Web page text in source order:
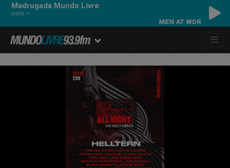
Madrugada Mundo Livre
com ---
MEN AT WORK - WHO